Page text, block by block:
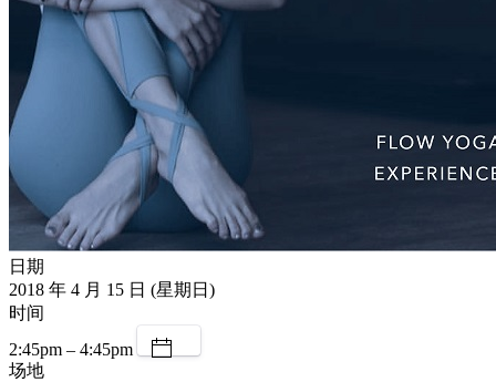
日期
2018 年 4 月 15 日 (星期日)
时间
2:45pm – 4:45pm
场地